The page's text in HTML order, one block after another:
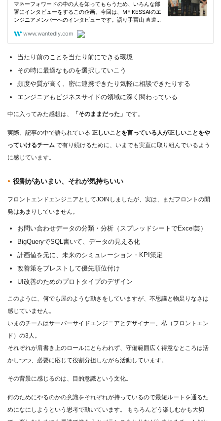
当たり前のことを当たり前にできる環境
その時に最適なものを選択していこう
頻度や質が高く、密に連携できたり気軽に相談できたりする
エンジニアもビジネスサイドの領域に深く関わっている
中に入ってみた感想は、 「そのままだった」 です。
実際、記事の中で語られている 正しいことを言っている人が正しいことをや
っていけるチーム で有り続けるために、いまでも実直に取り組んでいるよう
に感じています。
役割があいまい、それが気持ちいい
フロントエンドエンジニアとしてJOINしましたが、実は、まだフロントの開
発はあまりしていません。
お問い合わせデータの分類・分析（スプレッドシートでExcel芸）
BigQueryでSQL書いて、データの見える化
計画値を元に、未来のシミュレーション・KPI策定
改善策をブレストして優先順位付け
UI改善のためのプロトタイプのデザイン
このように、何でも屋のような動きをしていますが、不思議と物足りなさは
感じていません。
いまのチームはサーバーサイドエンジニアとデザイナー、私（フロントエン
ド）の3人。
それぞれが肩書き上のロールにとらわれず、守備範囲広く得意なところは活
かしつつ、必要に応じて役割分担しながら活動しています。
その背景に感じるのは、目的意識という文化。
何のためにやるのかの意識をそれぞれが持っているので最短ルートを通るた
めになにしようという思考で動いています。 もちろんどう楽しむかも大切